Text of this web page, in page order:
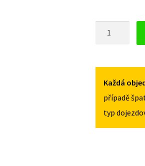
(FACELIFT)
2011-
2014
Každá
případě
typ